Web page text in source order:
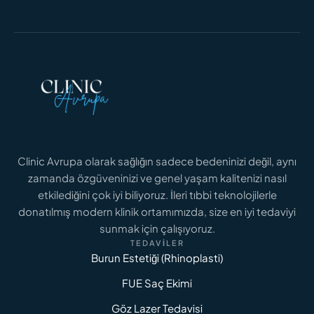
GENITAL ESTETIK FIYATLARI
Genital Estetik Fiyatları 2026: İstanbul İçin
Maliyet Analizi
DAHA FAZLASINI OKU
Clinic Avrupa olarak sağlığın sadece bedeninizi değil, aynı
zamanda özgüveninizi ve genel yaşam kalitenizi nasıl
etkilediğini çok iyi biliyoruz. İleri tıbbi teknolojilerle
donatılmış modern klinik ortamımızda, size en iyi tedaviyi
sunmak için çalışıyoruz.
TEDAVILER
Burun Estetiği (Rhinoplasti)
FUE Saç Ekimi
Göz Lazer Tedavisi